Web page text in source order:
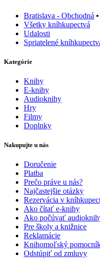
Bratislava - Obchodná
Všetky kníhkupectvá
Udalosti
Spriatelené
Kategórie
Knihy
E-knihy
Audioknihy
Hry
Filmy
Doplnky
Nakupujte u nás
Doručenie
Platba
Prečo práve u nás?
Najčastejšie otázky
Rezervácia v
Ako čítať e-knihy
Ako počúvať
Pre školy a knižnice
Reklamácie
Knihomoľský
Odstúpiť od zmluvy